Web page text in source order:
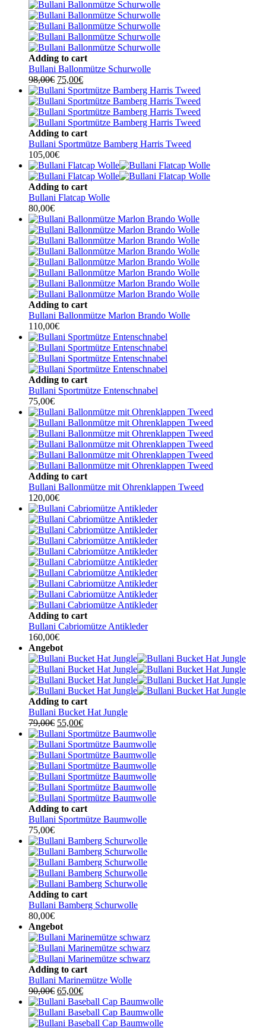
Adding to cart
Bullani Ballonmütze Schurwolle
98,00€ Ursprünglicher
Preis
war:
98,00€
75,00€Aktueller
Preis
ist:
75,00€.
Adding to cart
Bullani Sportmütze Bamberg Harris Tweed
105,00€
Adding to cart
Bullani Flatcap Wolle
80,00€
Adding to cart
Bullani Ballonmütze Marlon Brando Wolle
110,00€
Adding to cart
Bullani Sportmütze Entenschnabel
75,00€
Adding to cart
Bullani Ballonmütze mit Ohrenklappen Tweed
120,00€
Adding to cart
Bullani Cabriomütze Antikleder
160,00€
Angebot
Adding to cart
Bullani Bucket Hat Jungle
79,00€ Ursprünglicher
Preis
war:
79,00€
55,00€Aktueller
Preis
ist:
55,00€.
Adding to cart
Bullani Sportmütze Baumwolle
75,00€
Adding to cart
Bullani Bamberg Schurwolle
80,00€
Angebot
Adding to cart
Bullani Marinemütze Wolle
90,00€ Ursprünglicher
Preis
war:
90,00€
65,00€Aktueller
Preis
ist:
65,00€.